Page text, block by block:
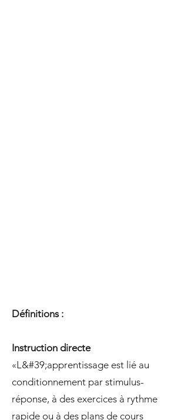
Définitions :
Instruction directe
«L&#39;apprentissage est lié au
conditionnement par stimulus-
réponse, à des exercices à rythme
rapide ou à des plans de cours